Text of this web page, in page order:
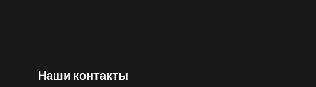
Наши контакты